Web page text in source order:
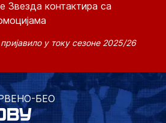
контактира са
у току сезоне 2025/26
БЕО